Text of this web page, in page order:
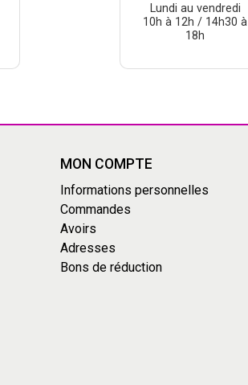
Lundi au vendredi
10h à 12h / 14h30 à
18h
MON COMPTE
Informations personnelles
Commandes
Avoirs
Adresses
Bons de réduction